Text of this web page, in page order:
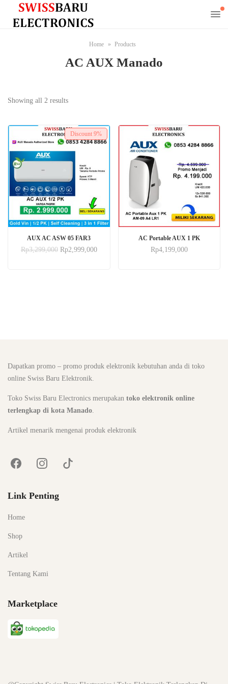
Home Products
AC AUX Manado
Showing all 2 results
Discount 9%
AUX AC ASW 05 FAR3
Rp3,299,000 Rp2,999,000
AC Portable AUX 1 PK
Rp4,199,000
Dapatkan promo – promo produk elektronik kebutuhan anda di toko
online Swiss Baru Elektronik.
Toko Swiss Baru Electronics merupakan toko elektronik online
terlengkap di kota Manado.
Artikel menarik mengenai produk elektronik
Link Penting
Home
Shop
Artikel
Tentang Kami
Marketplace